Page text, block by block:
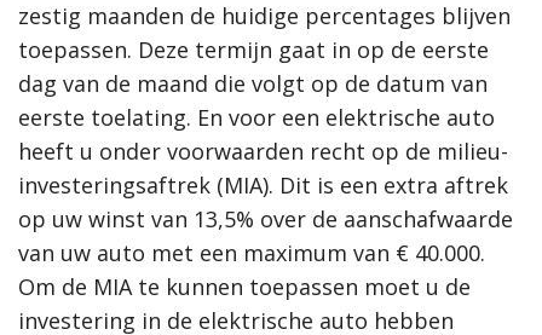
zestig maanden de huidige percentages blijven
toepassen. Deze termijn gaat in op de eerste
dag van de maand die volgt op de datum van
eerste toelating. En voor een elektrische auto
heeft u onder voorwaarden recht op de milieu-
investeringsaftrek (MIA). Dit is een extra aftrek
op uw winst van 13,5% over de aanschafwaarde
van uw auto met een maximum van € 40.000.
Om de MIA te kunnen toepassen moet u de
investering in de elektrische auto hebben